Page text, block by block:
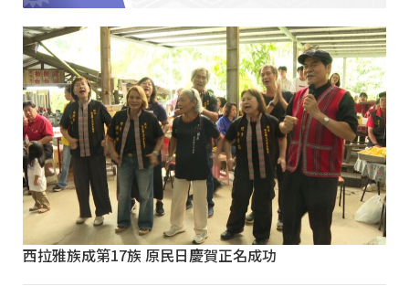
西拉雅族成第17族 原民日慶賀正名成功